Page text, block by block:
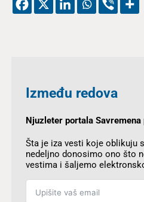
Između redova
Njuzleter portala
Šta je iza vesti koje oblikuju
nedeljno donosimo ono što
vestima i šaljemo